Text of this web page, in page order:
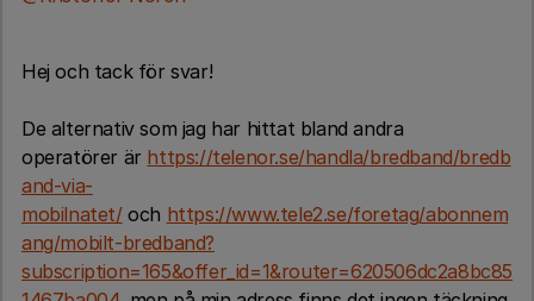
Hej och tack för svar!
De alternativ som jag har hittat bland andra
operatörer är https://telenor.se/handla/bredband/bredb
and-via-
mobilnatet/och https://www.tele2.se/foretag/abonnem
ang/mobilt-bredband?
subscription=165&offer_id=1&router=620506dc2a8bc85